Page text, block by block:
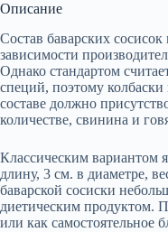
Описание
Состав баварских сосисок
зависимости
Однако стандартом
специй, поэтому
составе должно
количестве, свинина и
Классическим вариантом
длину, 3 см. в диаметре,
баварской сосиски
диетическим продуктом.
или как самостоятельное